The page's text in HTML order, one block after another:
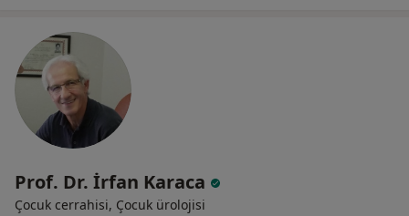
Prof. Dr. İrfan Karaca
Çocuk cerrahisi, Çocuk ürolojisi